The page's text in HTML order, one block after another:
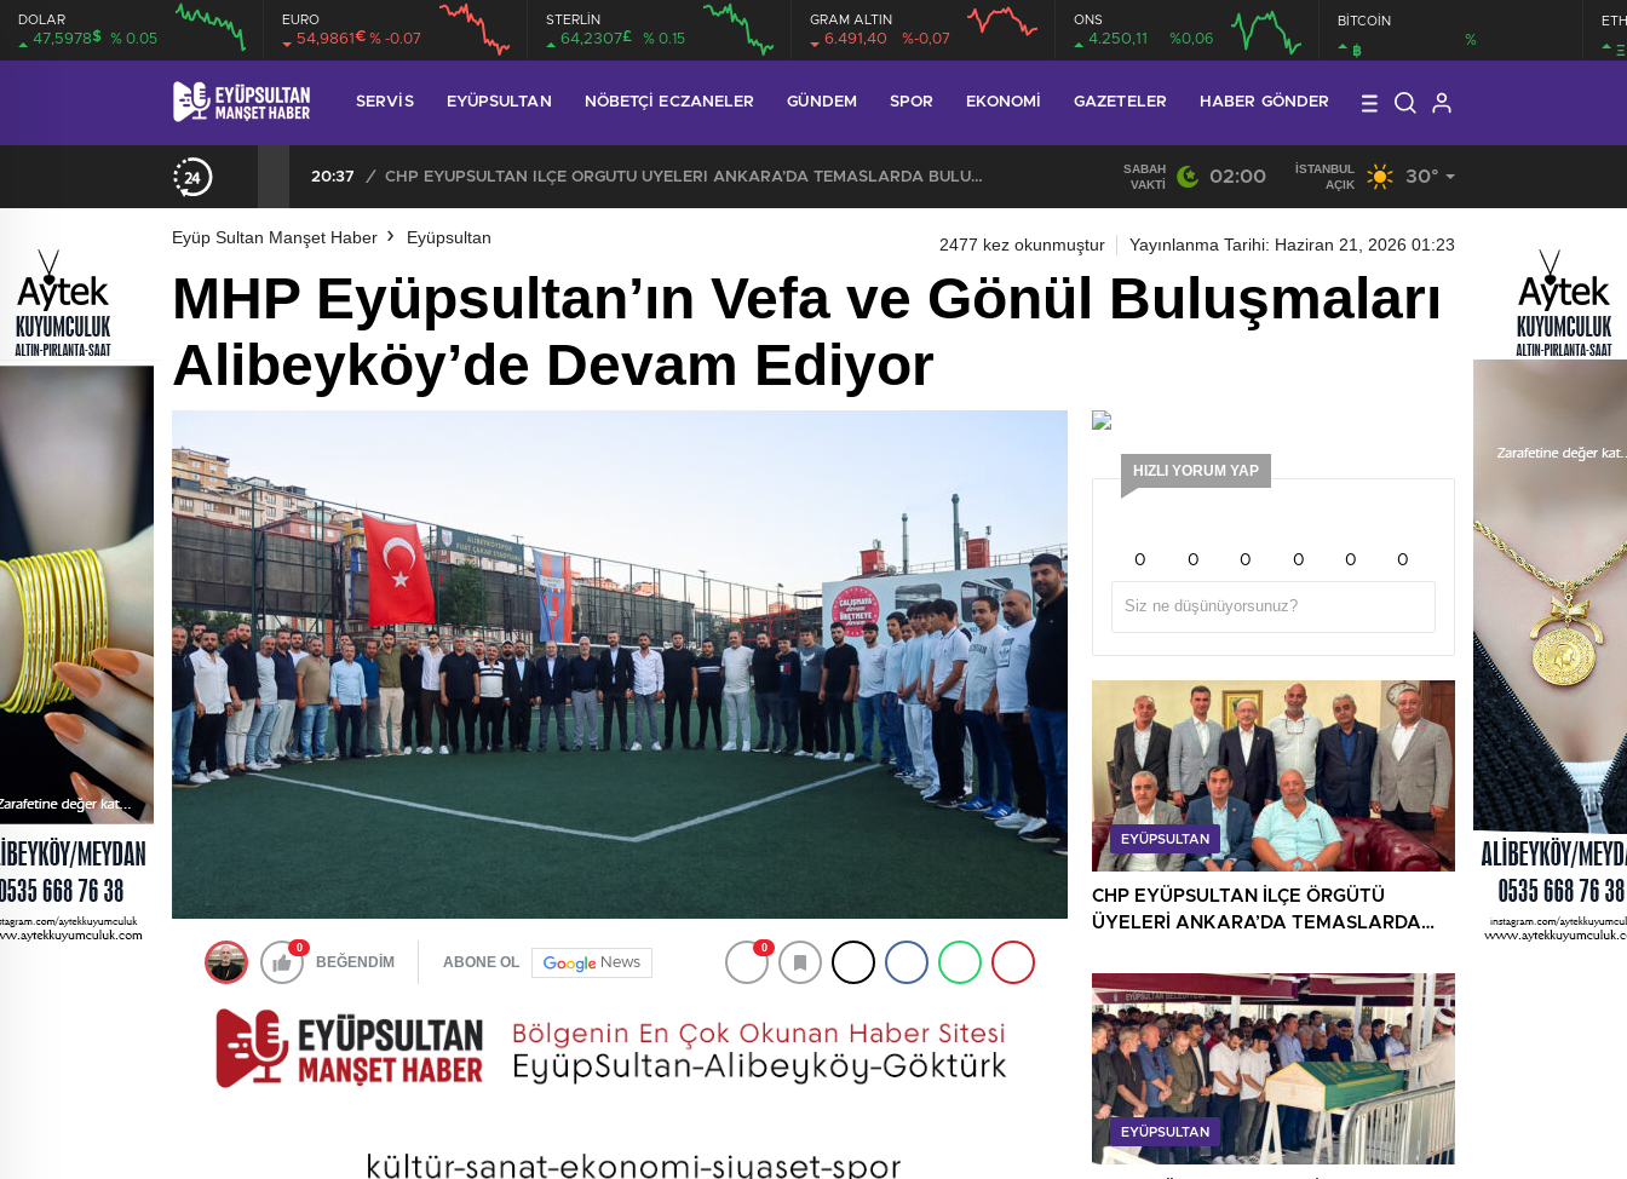
DOLAR
47,5978$ % 0.05
EURO
54,9861€ % -0.07
STERLİN
64,2307£ % 0.15
GRAM ALTIN
6.491,40 %-0,07
ONS
4.250,11 %0,06
BİTCOİN
฿
%
Ξ
SERVIS EYÜPSULTAN NÖBETÇI ECZANELER GÜNDEM SPOR EKONOMI GAZETELER HABER GÖNDER
20:37 / CHP EYÜPSULTAN İLÇE ÖRGÜTÜ ÜYELERİ ANKARA’DA TEMASLARDA BULUNDU 19:40 / MHP EYÜPSULTAN TEŞKİLATI’NIN ACI GÜNÜ
SABAH
VAKTI
02:00
İSTANBUL
AÇIK
30°
Eyüp Sultan Manşet Haber Eyüpsultan 2477 kez okunmuştur Yayınlanma Tarihi: Haziran 21, 2026 01:23
MHP Eyüpsultan’ın Vefa ve Gönül Buluşmaları
Alibeyköy’de Devam Ediyor
0
BEĞENDİM ABONE OL News
0
HIZLI YORUM YAP
0 0 0 0 0 0
EYÜPSULTAN
CHP EYÜPSULTAN İLÇE ÖRGÜTÜ
ÜYELERİ ANKARA’DA TEMASLARDA
EYÜPSULTAN